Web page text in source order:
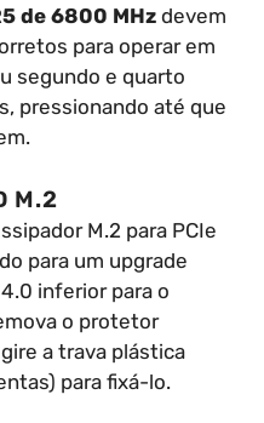
de 6800 MHz devem
para operar em
segundo e quarto
pressionando até que
M.2
M.2 para PCIe
para um upgrade
inferior para o
o protetor
a trava plástica
para fixá-lo.